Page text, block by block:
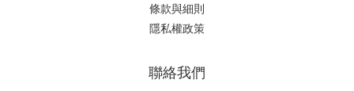
條款與細則
隱私權政策
聯絡我們